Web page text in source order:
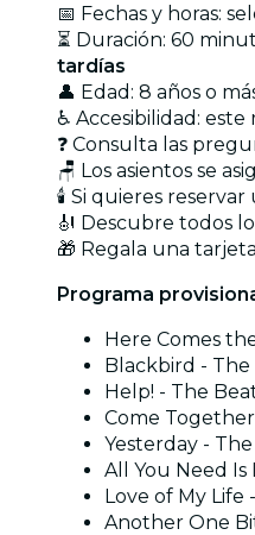
📅 Fechas y horas:
⏳ Duración: 60
tardías
👤 Edad: 8 años o
♿ Accesibilidad:
❓ Consulta las
🪑 Los asientos se
🕯️ Si quieres
🎻 Descubre todos
🎁 Regala una
Programa
Here Comes
Blackbird - The
Help! - The
Come
Yesterday -
All You Need Is
Love of My Life
Another One